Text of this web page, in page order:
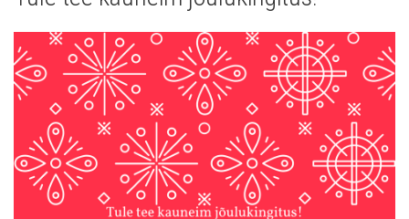
Galerii
Koostöö
Tule tööle!
Tule ekskursioonile!
Andmekaitse